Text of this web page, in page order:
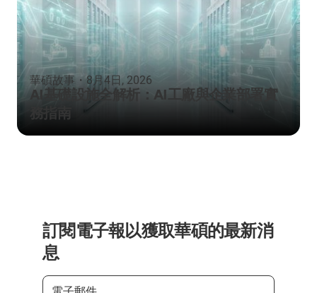
華碩故事・8月4日, 2026
AI基礎設施全解析：AI工廠與企業部署實
務指南
訂閱電子報以獲取華碩的最新消
息